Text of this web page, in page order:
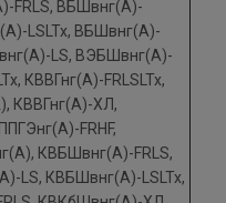
FRLS, ВБШвнг(А)-
LSLTx, ВБШвнг(А)-
LS, ВЭБШвнг(А)-
КВВГнг(А)-FRLSLTx,
КВВГнг(А)-ХЛ,
FRHF,
КВБШвнг(А)-FRLS,
LS, КВБШвнг(А)-LSLTx,